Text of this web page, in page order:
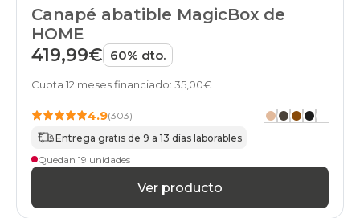
canapes-
abatibles
canapes-
unfrente
cambria
150x190cm
cambria
Canapé abatible MagicBox de
HOME
419,99€ 60% dto.
Cuota 12 meses financiado: 35,00€
4.9(303)
Entrega gratis de 9 a 13 días laborables
Quedan 19 unidades
Ver producto